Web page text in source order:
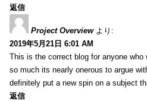
返信
Project Overview より:
2019年5月21日 6:01 AM
This is the correct blog for anyone
so much its nearly onerous to argue
definitely put a new spin on a subject
返信